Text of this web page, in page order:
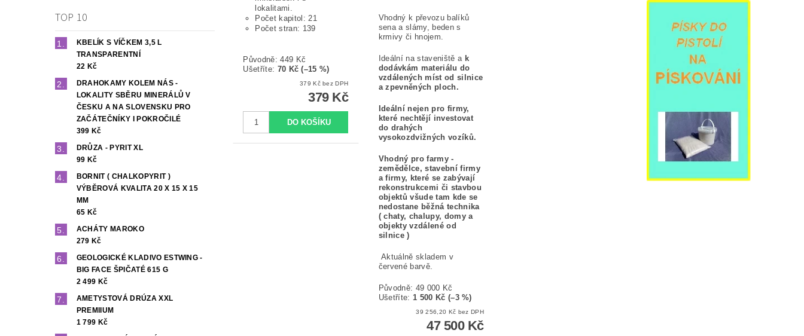
TOP 10
KBELÍK S VÍČKEM 3,5 L
TRANSPARENTNÍ
22 Kč
DRAHOKAMY KOLEM NÁS -
LOKALITY SBĚRU MINERÁLŮ V
ČESKU A NA SLOVENSKU PRO
ZAČÁTEČNÍKY I POKROČILÉ
399 Kč
DRŮZA - PYRIT XL
99 Kč
BORNIT ( CHALKOPYRIT )
VÝBĚROVÁ KVALITA 20 X 15 X 15
MM
65 Kč
ACHÁTY MAROKO
279 Kč
GEOLOGICKÉ KLADIVO ESTWING -
BIG FACE ŠPIČATÉ 615 G
2 499 Kč
AMETYSTOVÁ DRÚZA XXL
PREMIIUM
1 799 Kč
lokalitami.
Počet kapitol: 21
Počet stran: 139
Původně:449 Kč
Ušetříte: 70 Kč (–15 %)
379 Kč bez DPH
379 Kč
Vhodný k převozu balíků
sena a slámy, beden s
krmivy či hnojem.
Ideální na staveniště a k
dodávkám materiálu do
vzdálených míst od silnice
a zpevněných ploch.
Ideální nejen pro firmy,
které nechtějí investovat
do drahých
vysokozdvižných vozíků.
Vhodný pro farmy -
zemědělce, stavební firmy
a firmy, které se zabývají
rekonstrukcemi či stavbou
objektů všude tam kde se
nedostane běžná technika
( chaty, chalupy, domy a
objekty vzdálené od
silnice )
Aktuálně skladem v
červené barvě.
Původně: 49 000 Kč
Ušetříte:1 500 Kč (–3 %)
39 256,20 Kč bez DPH
47 500 Kč